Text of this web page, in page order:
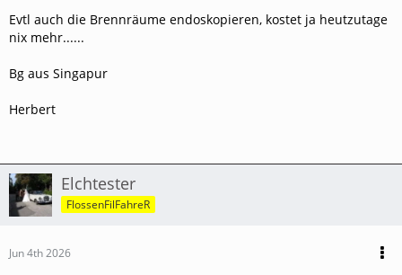
Evtl auch die Brennräume endoskopieren, kostet ja heutzutage
nix mehr......
Bg aus Singapur
Herbert
Elchtester
FlossenFilFahreR
Jun 4th 2026